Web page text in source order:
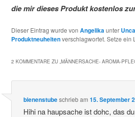
die mir dieses Produkt kostenlos
Dieser Eintrag wurde von Angelikaunter
Produktneuheitenverschlagwortet. Setze ein
2 KOMMENTARE ZU „MÄNNERSACHE- AROMA-
bienenstubeschriebam15. September
Hihi na haupsache ist dohc, das